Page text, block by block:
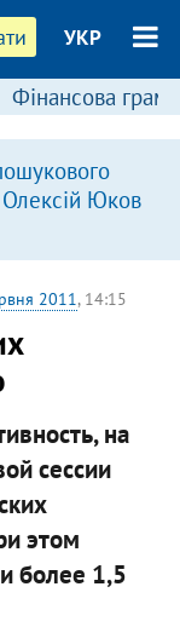
УКР
Фінансова
Юков
2011, 14:15
на
сессии
этом
более 1,5